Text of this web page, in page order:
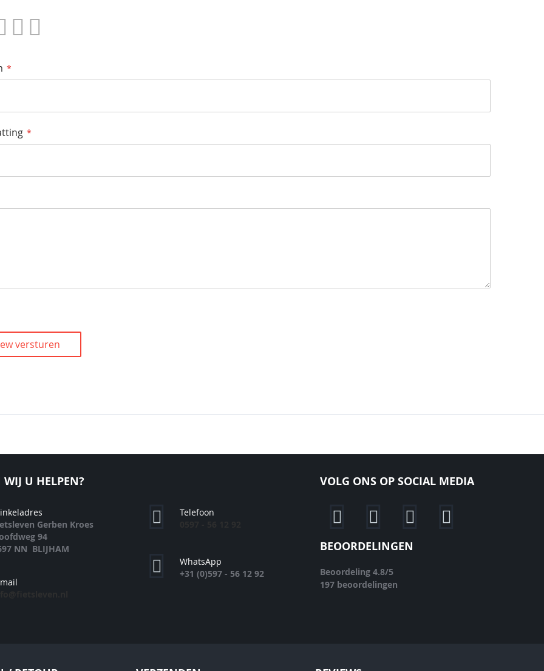
3
Sterren
4
Sterren
versturen
U HELPEN?
Gerben Kroes
94
NN BLIJHAM
Telefoon
WhatsApp
+31 (0)597 - 56 12 92
VOLG ONS OP SOCIAL MEDIA
BEOORDELINGEN
Beoordeling 4.8/5
197 beoordelingen